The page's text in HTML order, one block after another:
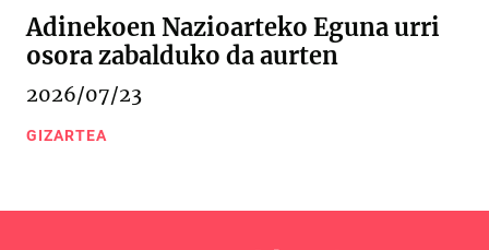
Adinekoen Nazioarteko Eguna urri
osora zabalduko da aurten
2026/07/23
GIZARTEA